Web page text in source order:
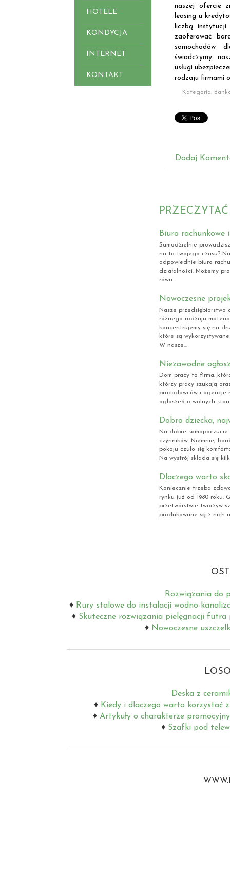
HOTELE
KONDYCJA
INTERNET
KONTAKT
naszej ofercie
leasing u
liczbą instytucji
zaoferować
samochodów
świadczymy
usługi
rodzaju firmami
Kategoria:
Dodaj
Biuro rachunkowe
Samodzielnie
na to twojego czasu?
odpowiednie biuro
działalności. Możemy
równ...
Nowoczesne
Nasze
różnego rodzaju
koncentrujemy się na
które są
W nasze...
Niezawodne
Dom pracy to firma,
którzy pracy szukają
pracodawców i agencje
ogłoszeń o wolnych
Dobro dziecka,
Na dobre
czynników. Niemniej
pokoju czuło się
Na wystrój składa się
Dlaczego warto
Koniecznie trzeba
rynku już od 1980 roku.
przetwórstwie tworzyw
produkowane są z nich
Rozwiązania do
Rury stalowe do instalacji wodno-
Skuteczne rozwiązania pielęgnacji futra
Nowoczesne
Deska z
Kiedy i dlaczego warto korzystać z
Artykuły o charakterze
Szafki pod